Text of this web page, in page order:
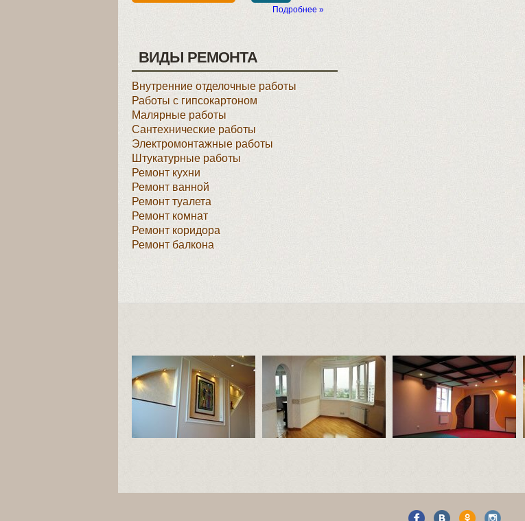
Подробнее »
ВИДЫ РЕМОНТА
Внутренние отделочные работы
Работы с гипсокартоном
Малярные работы
Сантехнические работы
Электромонтажные работы
Штукатурные работы
Ремонт кухни
Ремонт ванной
Ремонт туалета
Ремонт комнат
Ремонт коридора
Ремонт балкона